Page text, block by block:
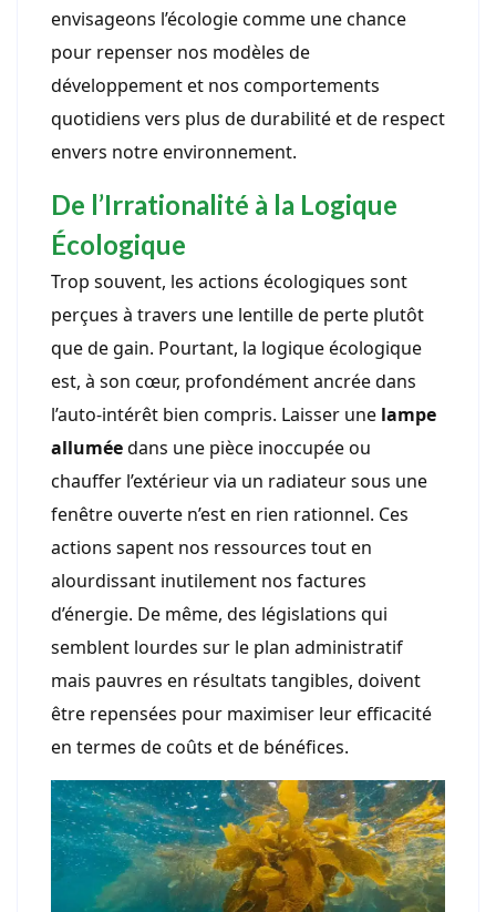
envisageons l’écologie comme une chance
pour repenser nos modèles de
développement et nos comportements
quotidiens vers plus de durabilité et de respect
envers notre environnement.
De l’Irrationalité à la Logique
Écologique
Trop souvent, les actions écologiques sont
perçues à travers une lentille de perte plutôt
que de gain. Pourtant, la logique écologique
est, à son cœur, profondément ancrée dans
l’auto-intérêt bien compris. Laisser une lampe
alluméedans une pièce inoccupée ou
chauffer l’extérieur via un radiateur sous une
fenêtre ouverte n’est en rien rationnel. Ces
actions sapent nos ressources tout en
alourdissant inutilement nos factures
d’énergie. De même, des législations qui
semblent lourdes sur le plan administratif
mais pauvres en résultats tangibles, doivent
être repensées pour maximiser leur efficacité
en termes de coûts et de bénéfices.